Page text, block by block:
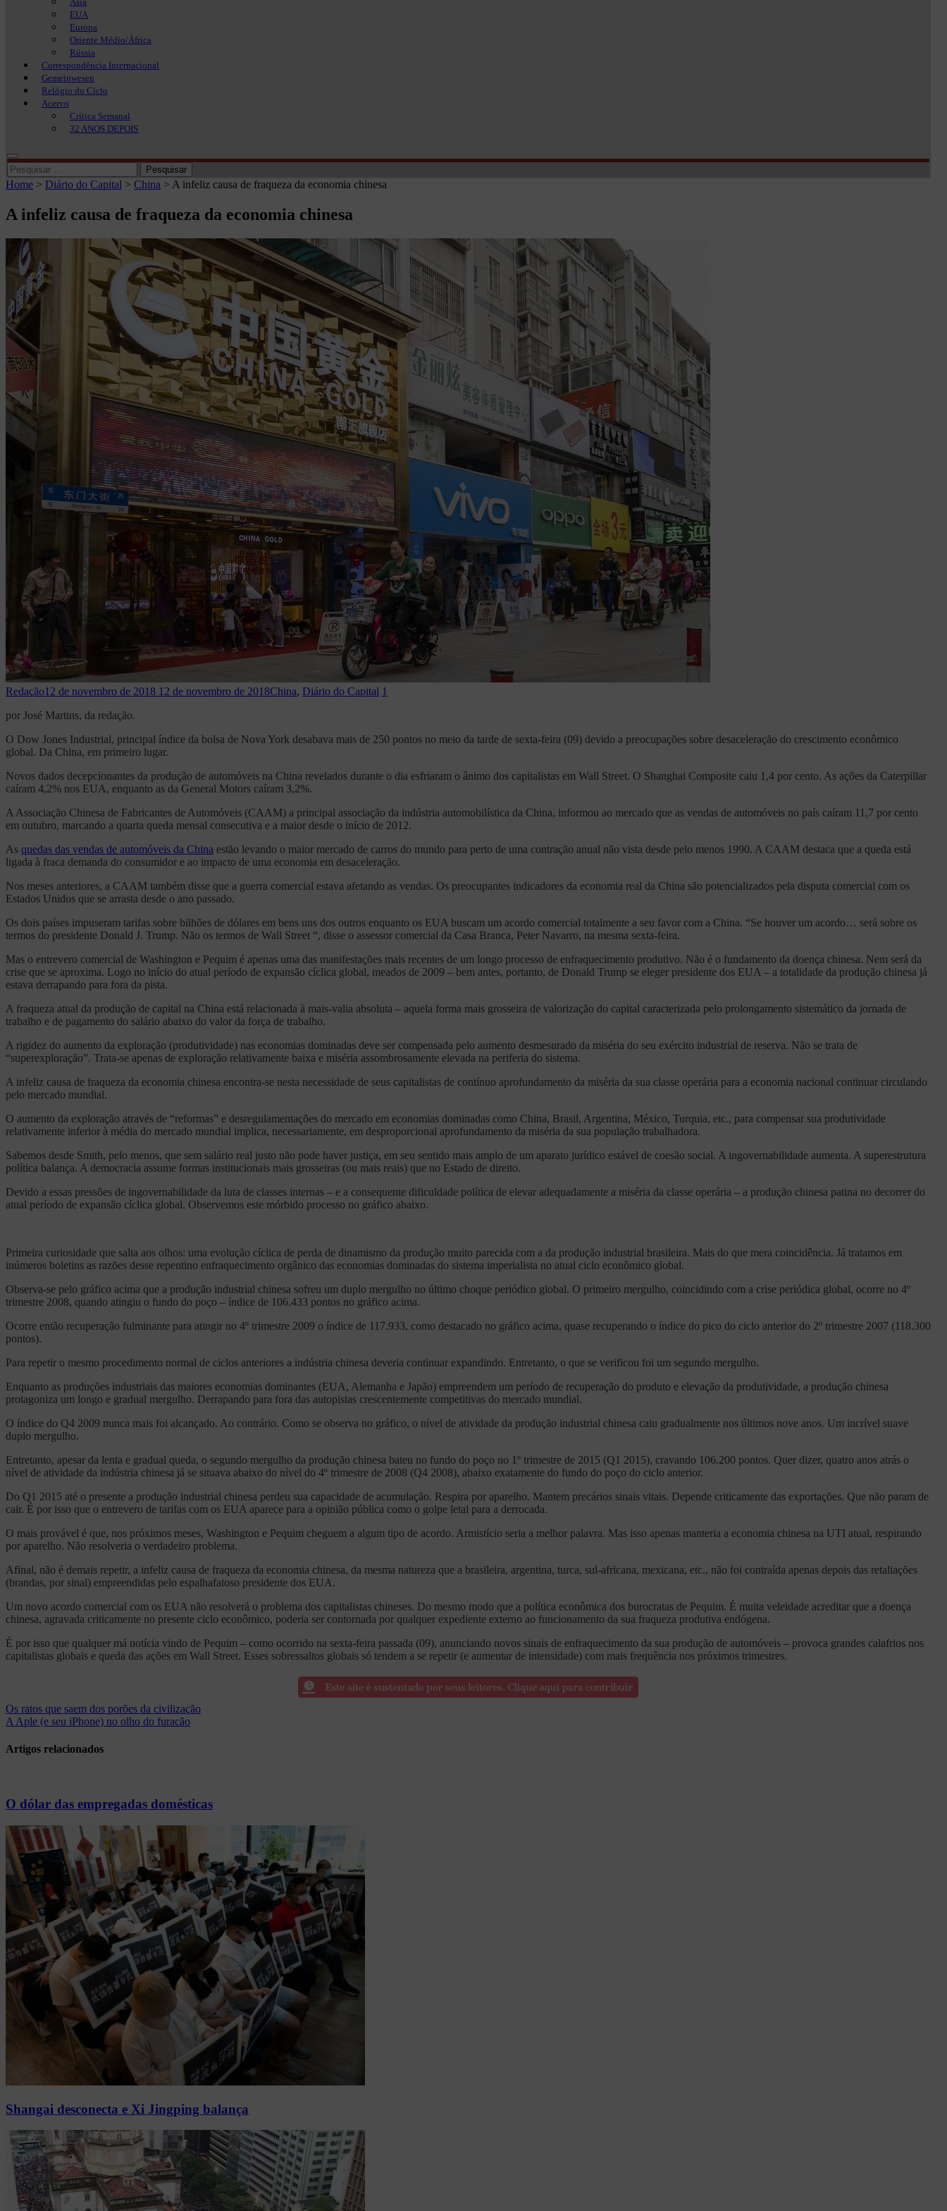
EUA
Europa
Oriente Médio/África
Rússia
Correspondência Internacional
Gemeinwesen
Relógio do Ciclo
Acervo
Crítica Semanal
32 ANOS DEPOIS
Pesquisar
por:
Home > Diário do Capital > China > A infeliz causa de fraqueza da economia chinesa
A infeliz causa de fraqueza da economia chinesa
Redação12 de novembro de 2018 12 de novembro de 2018China, Diário do Capital 1
por José Martins, da redação.
O Dow Jones Industrial, principal índice da bolsa de Nova York desabava mais de 250 pontos no meio da tarde de sexta-feira (09) devido a preocupações sobre desaceleração do crescimento econômico
global. Da China, em primeiro lugar.
Novos dados decepcionantes da produção de automóveis na China revelados durante o dia esfriaram o ânimo dos capitalistas em Wall Street. O Shanghai Composite caiu 1,4 por cento. As ações da Caterpillar
caíram 4,2% nos EUA, enquanto as da General Motors caíram 3,2%.
A Associação Chinesa de Fabricantes de Automóveis (CAAM) a principal associação da indústria automobilística da China, informou ao mercado que as vendas de automóveis no país caíram 11,7 por cento
em outubro, marcando a quarta queda mensal consecutiva e a maior desde o início de 2012.
As quedas das vendas de automóveis da China estão levando o maior mercado de carros do mundo para perto de uma contração anual não vista desde pelo menos 1990. A CAAM destaca que a queda está
ligada à fraca demanda do consumidor e ao impacto de uma economia em desaceleração.
Nos meses anteriores, a CAAM também disse que a guerra comercial estava afetando as vendas. Os preocupantes indicadores da economia real da China são potencializados pela disputa comercial com os
Estados Unidos que se arrasta desde o ano passado.
Os dois países impuseram tarifas sobre bilhões de dólares em bens uns dos outros enquanto os EUA buscam um acordo comercial totalmente a seu favor com a China. “Se houver um acordo… será sobre os
termos do presidente Donald J. Trump. Não os termos de Wall Street “, disse o assessor comercial da Casa Branca, Peter Navarro, na mesma sexta-feira.
Mas o entrevero comercial de Washington e Pequim é apenas uma das manifestações mais recentes de um longo processo de enfraquecimento produtivo. Não é o fundamento da doença chinesa. Nem será da
crise que se aproxima. Logo no início do atual período de expansão cíclica global, meados de 2009 – bem antes, portanto, de Donald Trump se eleger presidente dos EUA – a totalidade da produção chinesa já
estava derrapando para fora da pista.
A fraqueza atual da produção de capital na China está relacionada à mais-valia absoluta – aquela forma mais grosseira de valorização do capital caracterizada pelo prolongamento sistemático da jornada de
trabalho e de pagamento do salário abaixo do valor da força de trabalho.
A rigidez do aumento da exploração (produtividade) nas economias dominadas deve ser compensada pelo aumento desmesurado da miséria do seu exército industrial de reserva. Não se trata de
“superexploração”. Trata-se apenas de exploração relativamente baixa e miséria assombrosamente elevada na periferia do sistema.
A infeliz causa de fraqueza da economia chinesa encontra-se nesta necessidade de seus capitalistas de contínuo aprofundamento da miséria da sua classe operária para a economia nacional continuar circulando
pelo mercado mundial.
O aumento da exploração através de “reformas” e desregulamentações do mercado em economias dominadas como China, Brasil, Argentina, México, Turquia, etc., para compensar sua produtividade
relativamente inferior à média do mercado mundial implica, necessariamente, em desproporcional aprofundamento da miséria da sua população trabalhadora.
Sabemos desde Smith, pelo menos, que sem salário real justo não pode haver justiça, em seu sentido mais amplo de um aparato jurídico estável de coesão social. A ingovernabilidade aumenta. A superestrutura
política balança. A democracia assume formas institucionais mais grosseiras (ou mais reais) que no Estado de direito.
Devido a essas pressões de ingovernabilidade da luta de classes internas – e a consequente dificuldade política de elevar adequadamente a miséria da classe operária – a produção chinesa patina no decorrer do
atual período de expansão cíclica global. Observemos este mórbido processo no gráfico abaixo.
Primeira curiosidade que salta aos olhos: uma evolução cíclica de perda de dinamismo da produção muito parecida com a da produção industrial brasileira. Mais do que mera coincidência. Já tratamos em
inúmeros boletins as razões desse repentino enfraquecimento orgânico das economias dominadas do sistema imperialista no atual ciclo econômico global.
Observa-se pelo gráfico acima que a produção industrial chinesa sofreu um duplo mergulho no último choque periódico global. O primeiro mergulho, coincidindo com a crise periódica global, ocorre no 4º
trimestre 2008, quando atingiu o fundo do poço – índice de 106.433 pontos no gráfico acima.
Ocorre então recuperação fulminante para atingir no 4º trimestre 2009 o índice de 117.933, como destacado no gráfico acima, quase recuperando o índice do pico do ciclo anterior do 2º trimestre 2007 (118.300
pontos).
Para repetir o mesmo procedimento normal de ciclos anteriores a indústria chinesa deveria continuar expandindo. Entretanto, o que se verificou foi um segundo mergulho.
Enquanto as produções industriais das maiores economias dominantes (EUA, Alemanha e Japão) empreendem um período de recuperação do produto e elevação da produtividade, a produção chinesa
protagoniza um longo e gradual mergulho. Derrapando para fora das autopistas crescentemente competitivas do mercado mundial.
O índice do Q4 2009 nunca mais foi alcançado. Ao contrário. Como se observa no gráfico, o nível de atividade da produção industrial chinesa caiu gradualmente nos últimos nove anos. Um incrível suave
duplo mergulho.
Entretanto, apesar da lenta e gradual queda, o segundo mergulho da produção chinesa bateu no fundo do poço no 1º trimestre de 2015 (Q1 2015), cravando 106.200 pontos. Quer dizer, quatro anos atrás o
nível de atividade da indústria chinesa já se situava abaixo do nível do 4º trimestre de 2008 (Q4 2008), abaixo exatamente do fundo do poço do ciclo anterior.
Do Q1 2015 até o presente a produção industrial chinesa perdeu sua capacidade de acumulação. Respira por aparelho. Mantem precários sinais vitais. Depende criticamente das exportações. Que não param de
cair. É por isso que o entrevero de tarifas com os EUA aparece para a opinião pública como o golpe letal para a derrocada.
O mais provável é que, nos próximos meses, Washington e Pequim cheguem a algum tipo de acordo. Armistício seria a melhor palavra. Mas isso apenas manteria a economia chinesa na UTI atual, respirando
por aparelho. Não resolveria o verdadeiro problema.
Afinal, não é demais repetir, a infeliz causa de fraqueza da economia chinesa, da mesma natureza que a brasileira, argentina, turca, sul-africana, mexicana, etc., não foi contraída apenas depois das retaliações
(brandas, por sinal) empreendidas pelo espalhafatoso presidente dos EUA.
Um novo acordo comercial com os EUA não resolverá o problema dos capitalistas chineses. Do mesmo modo que a política econômica dos burocratas de Pequim. É muita veleidade acreditar que a doença
chinesa, agravada criticamente no presente ciclo econômico, poderia ser contornada por qualquer expediente externo ao funcionamento da sua fraqueza produtiva endógena.
É por isso que qualquer má notícia vindo de Pequim – como ocorrido na sexta-feira passada (09), anunciando novos sinais de enfraquecimento da sua produção de automóveis – provoca grandes calafrios nos
capitalistas globais e queda das ações em Wall Street. Esses sobressaltos globais só tendem a se repetir (e aumentar de intensidade) com mais frequência nos próximos trimestres.
Navegação
de
Post
Os ratos que saem dos porões da civilização
A Aple (e seu iPhone) no olho do furacão
Artigos relacionados
O dólar das empregadas domésticas
Shangai desconecta e Xi Jingping balança